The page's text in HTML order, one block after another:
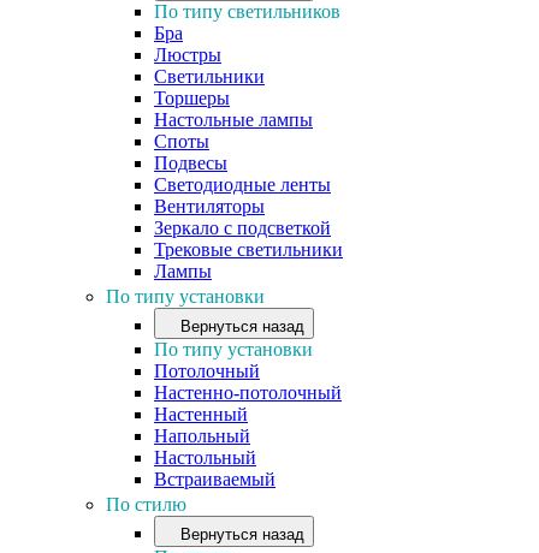
По типу светильников
Бра
Люстры
Светильники
Торшеры
Настольные лампы
Споты
Подвесы
Светодиодные ленты
Вентиляторы
Зеркало с подсветкой
Трековые светильники
Лампы
По типу установки
Вернуться назад
По типу установки
Потолочный
Настенно-потолочный
Настенный
Напольный
Настольный
Встраиваемый
По стилю
Вернуться назад